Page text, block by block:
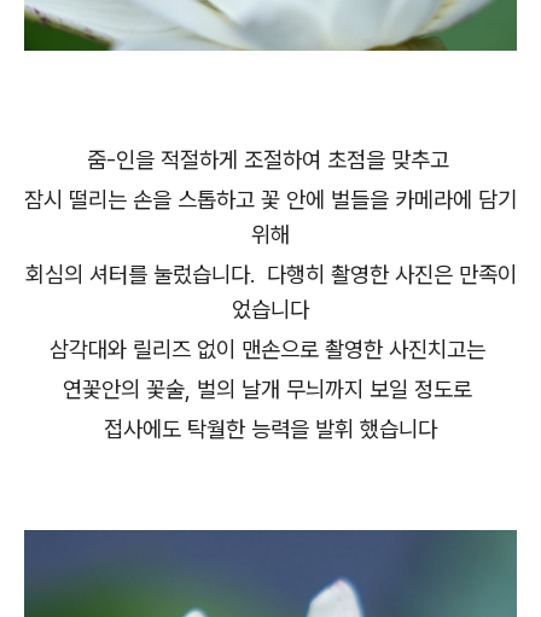
줌-인을 적절하게 조절하여 초점을 맞추고
잠시 떨리는 손을 스톱하고 꽃 안에 벌들을 카메라에 담기
위해
회심의 셔터를 눌렀습니다. 다행히 촬영한 사진은 만족이
었습니다
삼각대와 릴리즈 없이 맨손으로 촬영한 사진치고는
연꽃안의 꽃술, 벌의 날개 무늬까지 보일 정도로
접사에도 탁월한 능력을 발휘 했습니다